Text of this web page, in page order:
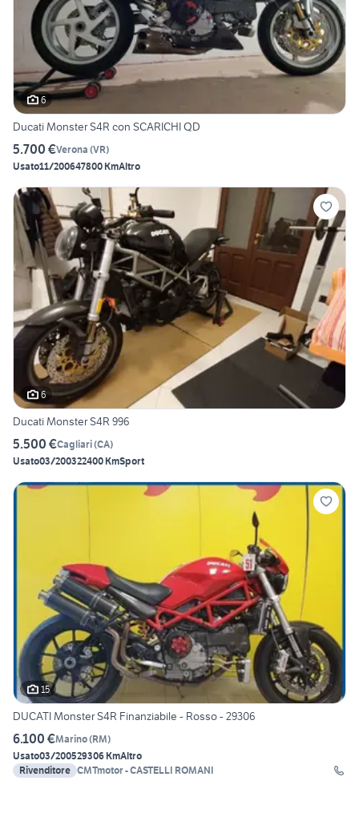
6
Ducati Monster S4R con SCARICHI QD
5.700 €Verona (VR)
Usato11/200647800 KmAltro
6
Ducati Monster S4R 996
5.500 €Cagliari(CA)
Usato03/200322400 KmSport
15
DUCATI Monster S4R Finanziabile - Rosso - 29306
6.100 €Marino(RM)
Usato03/200529306 KmAltro
Rivenditore CMTmotor - CASTELLI ROMANI